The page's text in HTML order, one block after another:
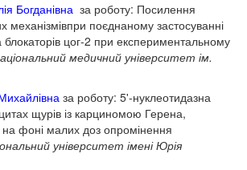
Богданівна за роботу: Посилення
механізмівпри поєднаному застосуванні
блокаторів цог-2 при експериментальному
медичний університет ім.
за роботу: 5'-нуклеотидазна
щурів із карциномою Герена,
фоні малих доз опромінення
університет імені Юрія